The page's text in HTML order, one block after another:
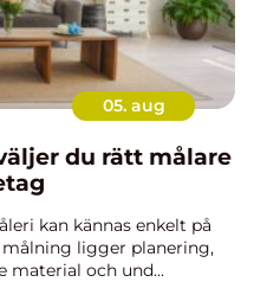
05. aug
kan kännas enkelt på
ligger planering,
material och und...